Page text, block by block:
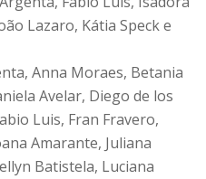
Lazaro, Kátia Speck e
Anna Moraes, Betania
Avelar, Diego de los
Luis, Fran Fravero,
Amarante, Juliana
Batistela, Luciana